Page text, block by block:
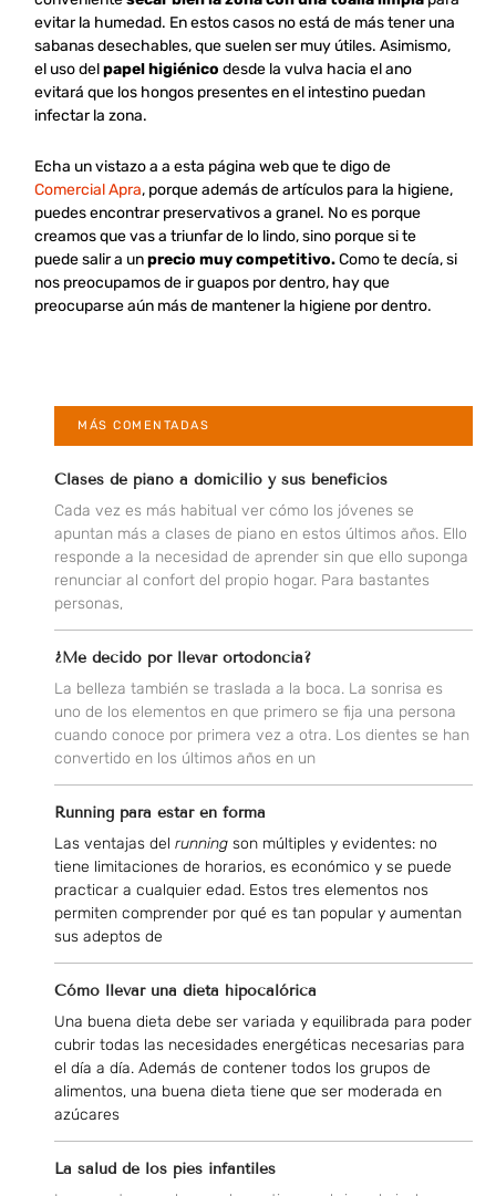
evitar la humedad. En estos casos no está de más tener una
sabanas desechables, que suelen ser muy útiles. Asimismo,
el uso delpapel higiénico desde la vulva hacia el ano
evitará que los hongos presentes en el intestino puedan
infectar la zona.
Echa un vistazo a a esta página web que te digo de
Comercial Apra, porque además de artículos para la higiene,
puedes encontrar preservativos a granel. No es porque
creamos que vas a triunfar de lo lindo, sino porque si te
puede salir a unprecio muy competitivo.Como te decía, si
nos preocupamos de ir guapos por dentro, hay que
preocuparse aún más de mantener la higiene por dentro.
MÁS COMENTADAS
Clases de piano a domicilio y sus beneficios
Cada vez es más habitual ver cómo los jóvenes se
apuntan más a clases de piano en estos últimos años. Ello
responde a la necesidad de aprender sin que ello suponga
renunciar al confort del propio hogar. Para bastantes
personas,
¿Me decido por llevar ortodoncia?
La belleza también se traslada a la boca. La sonrisa es
uno de los elementos en que primero se fija una persona
cuando conoce por primera vez a otra. Los dientes se han
convertido en los últimos años en un
Running para estar en forma
Las ventajas delrunning son múltiples y evidentes: no
tiene limitaciones de horarios, es económico y se puede
practicar a cualquier edad. Estos tres elementos nos
permiten comprender por qué es tan popular y aumentan
sus adeptos de
Cómo llevar una dieta hipocalórica
Una buena dieta debe ser variada y equilibrada para poder
cubrir todas las necesidades energéticas necesarias para
el día a día. Además de contener todos los grupos de
alimentos, una buena dieta tiene que ser moderada en
azúcares
La salud de los pies infantiles